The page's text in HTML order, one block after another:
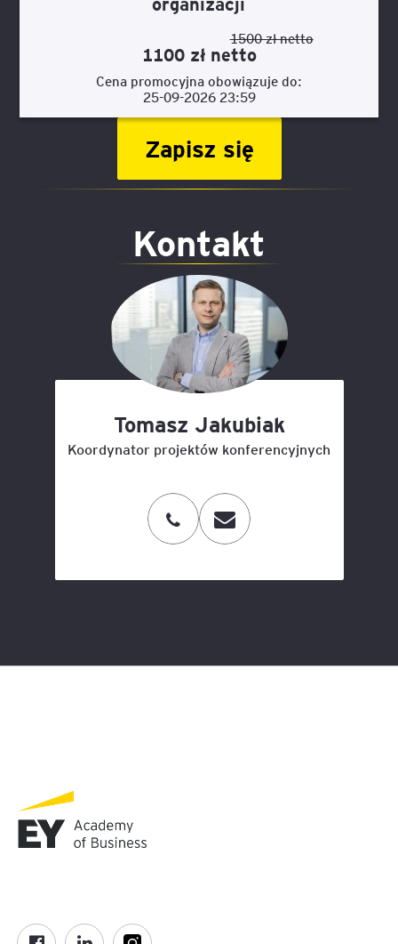
1100 zł netto
Cena promocyjna obowiązuje do:
25-09-2026 23:59
1500 zł netto
Zapisz się
Kontakt
Tomasz Jakubiak
Koordynator projektów konferencyjnych